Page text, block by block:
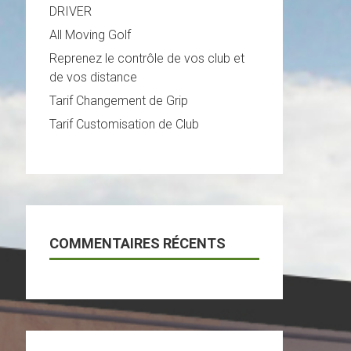
DRIVER
All Moving Golf
Reprenez le contrôle de vos club et
de vos distance
Tarif Changement de Grip
Tarif Customisation de Club
COMMENTAIRES RÉCENTS